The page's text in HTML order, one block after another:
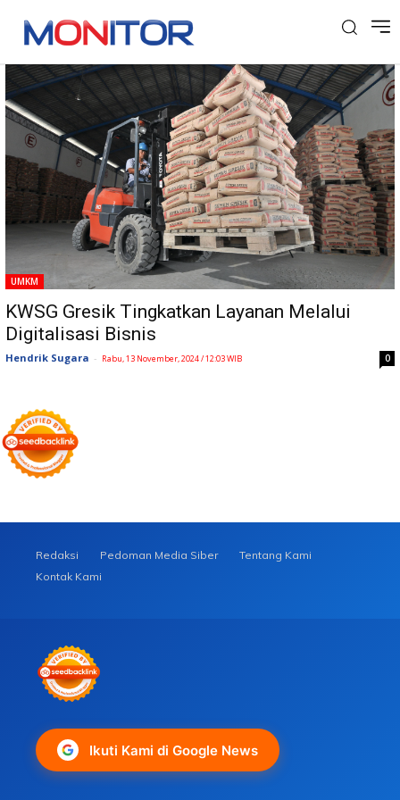
Tag: KWSG Gresik
UMKM
KWSG Gresik Tingkatkan Layanan Melalui
Digitalisasi Bisnis
Hendrik Sugara - Rabu, 13 November, 2024 / 12:03 WIB 0
Redaksi Pedoman Media Siber
Tentang Kami
Kontak Kami
Ikuti Kami di Google News